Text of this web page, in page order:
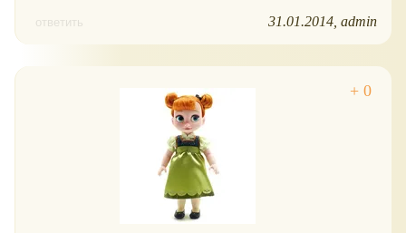
ответить 31.01.2014 admin